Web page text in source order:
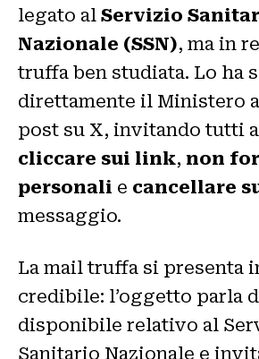
legato al Servizio
Nazionale (SSN), ma in
truffa ben studiata. Lo ha
direttamente il Ministero
post su X, invitando tutti a
cliccare sui link, non
personali e cancellare
messaggio.
La mail truffa si presenta
credibile: l’oggetto parla
disponibile relativo al
Sanitario Nazionale e